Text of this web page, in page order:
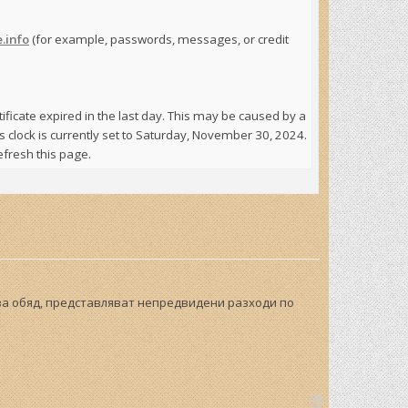
(for example, passwords, messages, or credit
expired in the last day. This may be caused by a
is currently set to Saturday, November 30, 2024.
this page.
обяд, представляват непредвидени разходи по